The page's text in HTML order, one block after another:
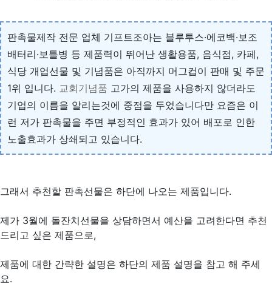
판촉물제작 전문 업체 기프트조아는 블루투스·에코백·보조
배터리·보틀병 등 제품력이 뛰어난 생활용품, 음식점, 카페,
식당 개업선물 및 기념품은 아직까지 머그컵이 판매 및 주문
1위 입니다. 교회기념품 고가의 제품을 사용하지 않더라도
기업의 이름을 알리는것에 중점을 두었습니다만 요즘은 이
런 저가 판촉물을 주면 부정적인 효과가 있어 배포로 인한
노출효과가 상쇄되고 있습니다.
그래서 추천할 판촉선물은 하단에 나오는 제품입니다.
제가 3월에 돌잔치선물을 상담하면서 예산을 고려한다면 추천
드리고 싶은 제품으로,
제품에 대한 간략한 설명은 하단의 제품 설명을 참고 해 주세
요.